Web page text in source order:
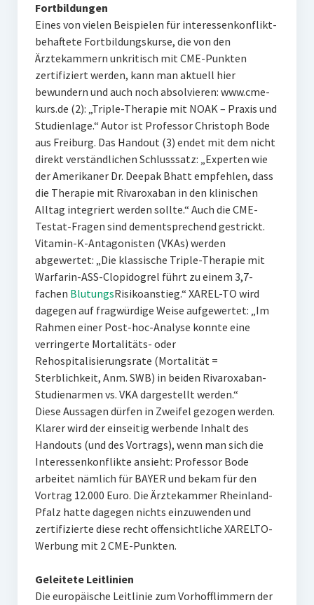
Fortbildungen
Eines von vielen Beispielen für interessenkonflikt-
behaftete Fortbildungskurse, die von den
Ärztekammern unkritisch mit CME-Punkten
zertifiziert werden, kann man aktuell hier
bewundern und auch noch absolvieren: www.cme-
kurs.de (2): „Triple-Therapie mit NOAK – Praxis und
Studienlage.“ Autor ist Professor Christoph Bode
aus Freiburg. Das Handout (3) endet mit dem nicht
direkt verständlichen Schlusssatz: „Experten wie
der Amerikaner Dr. Deepak Bhatt empfehlen, dass
die Therapie mit Rivaroxaban in den klinischen
Alltag integriert werden sollte.“ Auch die CME-
Testat-Fragen sind dementsprechend gestrickt.
Vitamin-K-Antagonisten (VKAs) werden
abgewertet: „Die klassische Triple-Therapie mit
Warfarin-ASS-Clopidogrel führt zu einem 3,7-
fachen BlutungsRisikoanstieg.“ XAREL-TO wird
dagegen auf fragwürdige Weise aufgewertet: „Im
Rahmen einer Post-hoc-Analyse konnte eine
verringerte Mortalitäts- oder
Rehospitalisierungsrate (Mortalität =
Sterblichkeit, Anm. SWB) in beiden Rivaroxaban-
Studienarmen vs. VKA dargestellt werden.“
Diese Aussagen dürfen in Zweifel gezogen werden.
Klarer wird der einseitig werbende Inhalt des
Handouts (und des Vortrags), wenn man sich die
Interessenkonflikte ansieht: Professor Bode
arbeitet nämlich für BAYER und bekam für den
Vortrag 12.000 Euro. Die Ärztekammer Rheinland-
Pfalz hatte dagegen nichts einzuwenden und
zertifizierte diese recht offensichtliche XARELTO-
Werbung mit 2 CME-Punkten.
Geleitete Leitlinien
Die europäische Leitlinie zum Vorhofflimmern der